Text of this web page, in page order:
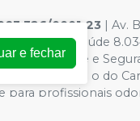
0001-23 | Av.
para saúde
de Privacidade e
valor válido é o do
para profissionais
e fechar